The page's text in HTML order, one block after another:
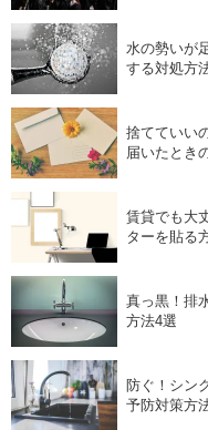
水の勢いが
する対処方
捨てていい
届いたとき
賃貸でも大
ターを貼る
真っ黒！排
方法4選
防ぐ！シン
予防対策方